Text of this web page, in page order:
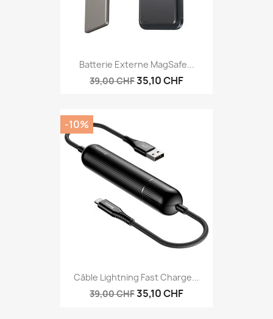
Batterie Externe MagSafe...
39,00 CHF35,10 CHF
Câble Lightning Fast Charge...
39,00 CHF35,10 CHF
-10%